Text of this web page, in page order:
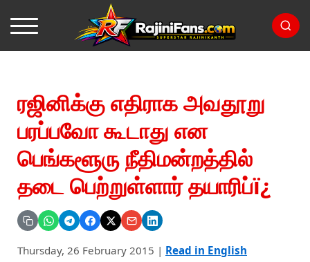
ரஜினிக்கு எதிராக அவதூறு
பரப்பவோ கூடாது என
பெங்களூரு நீதிமன்றத்தில்
தடை பெற்றுள்ளார் தயாரிப்ï¿
Thursday, 26 February 2015 | Read in English